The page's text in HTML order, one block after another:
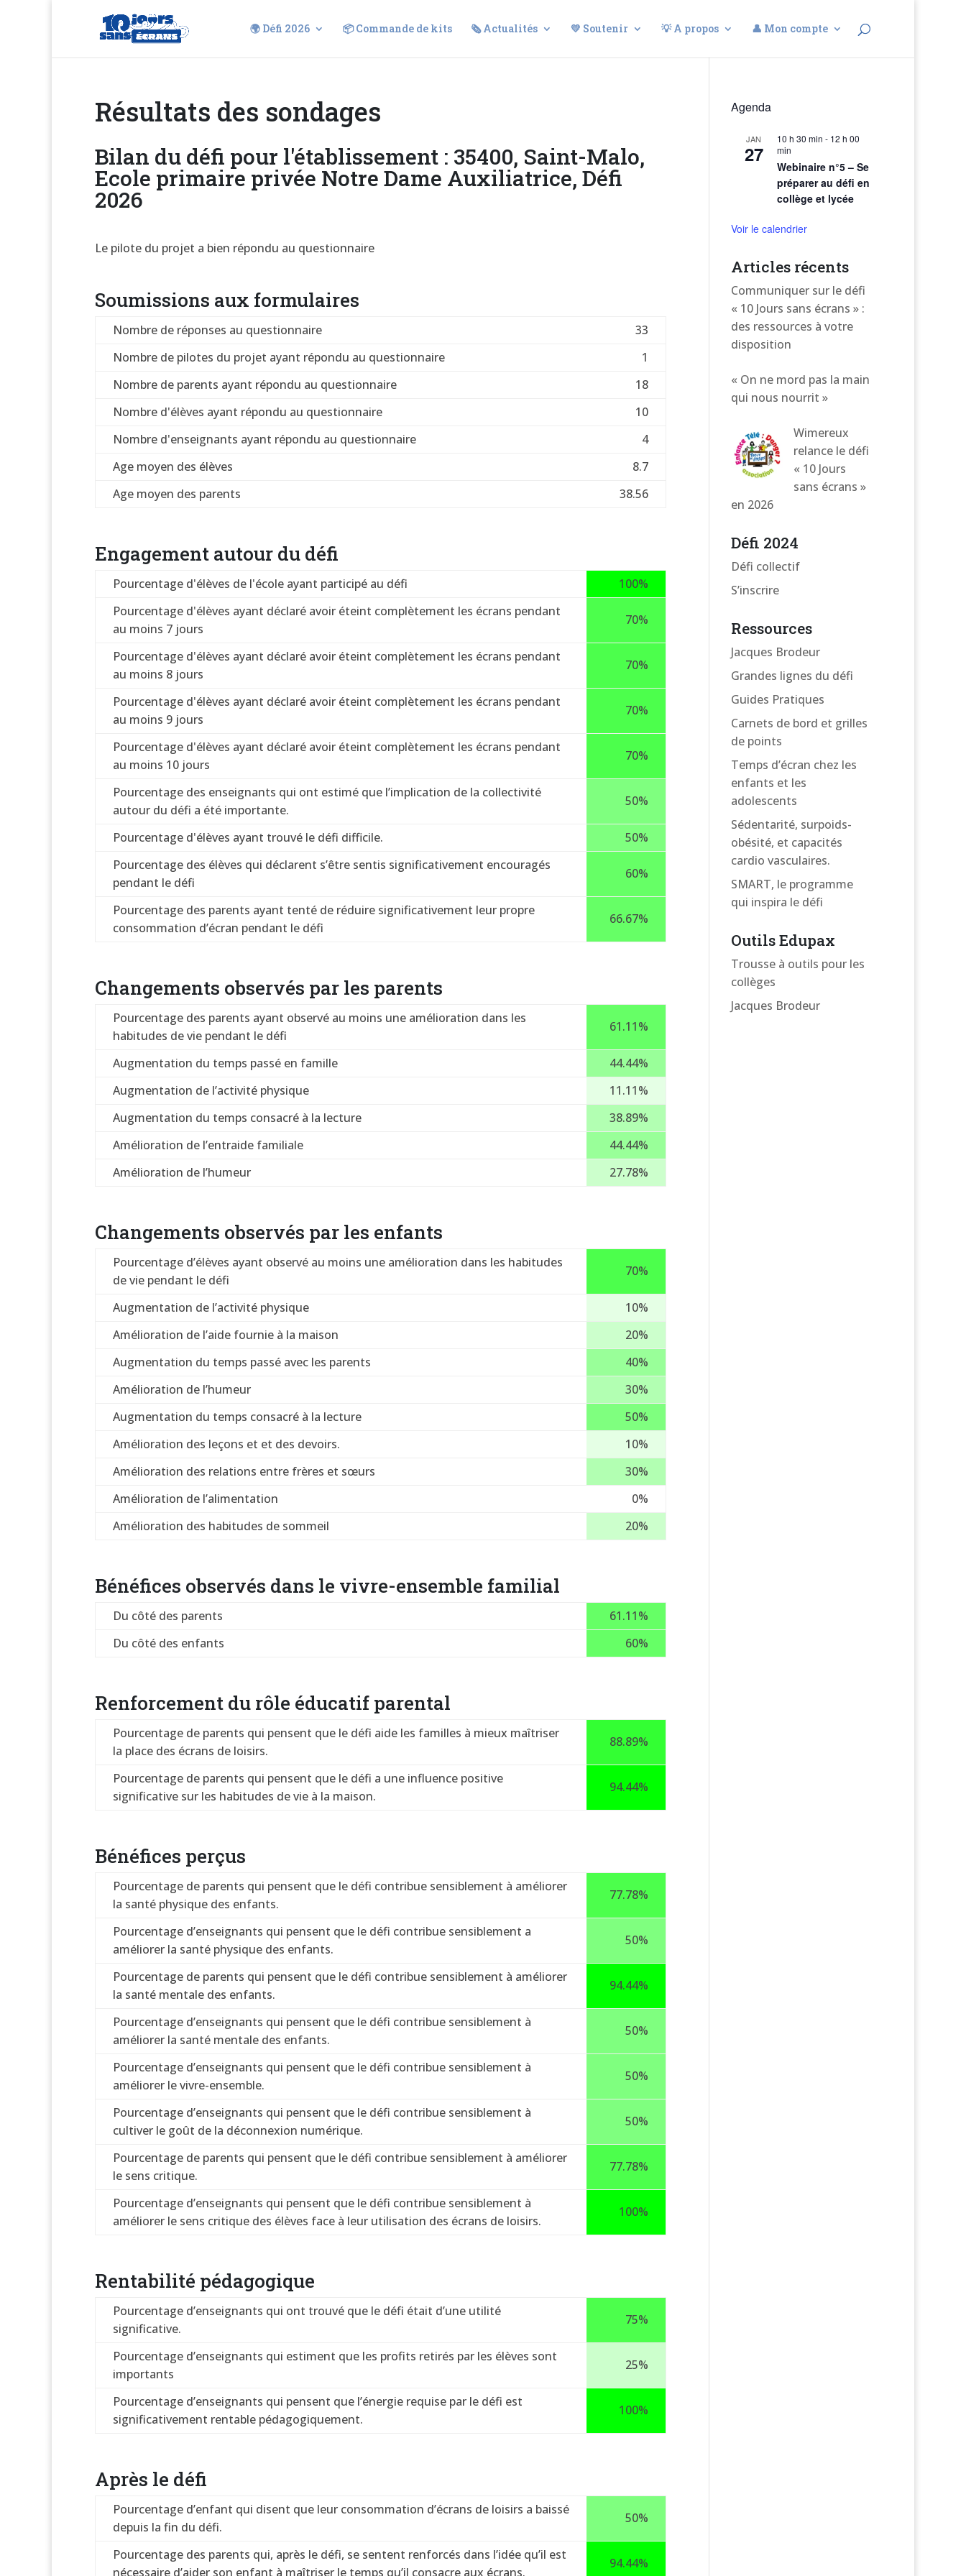
🌍 Défi 2026 📦 Commande de kits 🗞️ Actualités 💛 Soutenir 💡 A propos 👤 Mon compte
Résultats des sondages
Bilan du défi pour l'établissement : 35400, Saint-Malo,
Ecole primaire privée Notre Dame Auxiliatrice, Défi
2026
Le pilote du projet a bien répondu au questionnaire
Soumissions aux formulaires
Nombre de réponses au questionnaire
33
Nombre de pilotes du projet ayant répondu au questionnaire
1
Nombre de parents ayant répondu au questionnaire
18
Nombre d'élèves ayant répondu au questionnaire
10
Nombre d'enseignants ayant répondu au questionnaire
4
Age moyen des élèves
8.7
Age moyen des parents
38.56
Engagement autour du défi
Pourcentage d'élèves de l'école ayant participé au défi
100%
Pourcentage d'élèves ayant déclaré avoir éteint complètement les écrans pendant
au moins 7 jours
70%
Pourcentage d'élèves ayant déclaré avoir éteint complètement les écrans pendant
au moins 8 jours
70%
Pourcentage d'élèves ayant déclaré avoir éteint complètement les écrans pendant
au moins 9 jours
70%
Pourcentage d'élèves ayant déclaré avoir éteint complètement les écrans pendant
au moins 10 jours
70%
Pourcentage des enseignants qui ont estimé que l’implication de la collectivité
autour du défi a été importante.
50%
Pourcentage d'élèves ayant trouvé le défi difficile.
50%
Pourcentage des élèves qui déclarent s’être sentis significativement encouragés
pendant le défi
60%
Pourcentage des parents ayant tenté de réduire significativement leur propre
consommation d’écran pendant le défi
66.67%
Changements observés par les parents
Pourcentage des parents ayant observé au moins une amélioration dans les
habitudes de vie pendant le défi
61.11%
Augmentation du temps passé en famille
44.44%
Augmentation de l’activité physique
11.11%
Augmentation du temps consacré à la lecture
38.89%
Amélioration de l’entraide familiale
44.44%
Amélioration de l’humeur
27.78%
Changements observés par les enfants
Pourcentage d’élèves ayant observé au moins une amélioration dans les habitudes
de vie pendant le défi
70%
Augmentation de l’activité physique
10%
Amélioration de l’aide fournie à la maison
20%
Augmentation du temps passé avec les parents
40%
Amélioration de l’humeur
30%
Augmentation du temps consacré à la lecture
50%
Amélioration des leçons et et des devoirs.
10%
Amélioration des relations entre frères et sœurs
30%
Amélioration de l’alimentation
0%
Amélioration des habitudes de sommeil
20%
Bénéfices observés dans le vivre-ensemble familial
Du côté des parents
61.11%
Du côté des enfants
60%
Renforcement du rôle éducatif parental
Pourcentage de parents qui pensent que le défi aide les familles à mieux maîtriser
la place des écrans de loisirs.
88.89%
Pourcentage de parents qui pensent que le défi a une influence positive
significative sur les habitudes de vie à la maison.
94.44%
Bénéfices perçus
Pourcentage de parents qui pensent que le défi contribue sensiblement à améliorer
la santé physique des enfants.
77.78%
Pourcentage d’enseignants qui pensent que le défi contribue sensiblement a
améliorer la santé physique des enfants.
50%
Pourcentage de parents qui pensent que le défi contribue sensiblement à améliorer
la santé mentale des enfants.
94.44%
Pourcentage d’enseignants qui pensent que le défi contribue sensiblement à
améliorer la santé mentale des enfants.
50%
Pourcentage d’enseignants qui pensent que le défi contribue sensiblement à
améliorer le vivre-ensemble.
50%
Pourcentage d’enseignants qui pensent que le défi contribue sensiblement à
cultiver le goût de la déconnexion numérique.
50%
Pourcentage de parents qui pensent que le défi contribue sensiblement à améliorer
le sens critique.
77.78%
Pourcentage d’enseignants qui pensent que le défi contribue sensiblement à
améliorer le sens critique des élèves face à leur utilisation des écrans de loisirs.
100%
Rentabilité pédagogique
Pourcentage d’enseignants qui ont trouvé que le défi était d’une utilité
significative.
75%
Pourcentage d’enseignants qui estiment que les profits retirés par les élèves sont
importants
25%
Pourcentage d’enseignants qui pensent que l’énergie requise par le défi est
significativement rentable pédagogiquement.
100%
Après le défi
Pourcentage d’enfant qui disent que leur consommation d’écrans de loisirs a baissé
depuis la fin du défi.
50%
Pourcentage des parents qui, après le défi, se sentent renforcés dans l’idée qu’il est
nécessaire d’aider son enfant à maîtriser le temps qu’il consacre aux écrans.
94.44%
Agenda
JAN
27
10 h 30 min - 12 h 00
min
Webinaire n°5 – Se
préparer au défi en
collège et lycée
Voir le calendrier
Articles récents
Communiquer sur le défi
« 10 Jours sans écrans » :
des ressources à votre
disposition
« On ne mord pas la main
qui nous nourrit »
Wimereux
relance le défi
« 10 Jours
sans écrans »
en 2026
Défi 2024
Défi collectif
S’inscrire
Ressources
Jacques Brodeur
Grandes lignes du défi
Guides Pratiques
Carnets de bord et grilles
de points
Temps d’écran chez les
enfants et les
adolescents
Sédentarité, surpoids-
obésité, et capacités
cardio vasculaires.
SMART, le programme
qui inspira le défi
Outils Edupax
Trousse à outils pour les
collèges
Jacques Brodeur